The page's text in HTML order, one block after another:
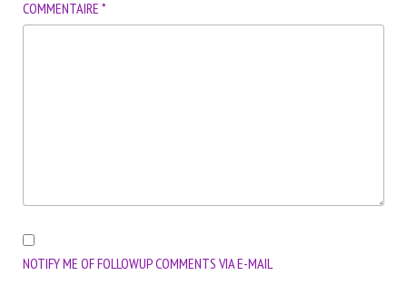
COMMENTAIRE *
NOTIFY ME OF FOLLOWUP COMMENTS VIA E-MAIL